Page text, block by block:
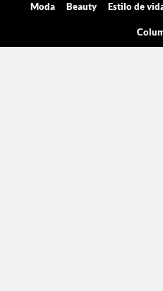
Moda Beauty Estilo de